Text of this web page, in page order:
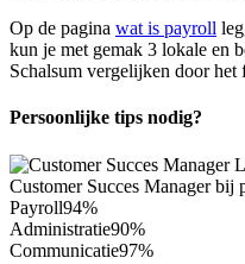
Op de pagina wat is payroll
kun je met gemak 3 lokale en
Schalsum vergelijken door
Persoonlijke tips nodig?
Customer Succes Manager bij
Payroll94%
Administratie90%
Communicatie97%